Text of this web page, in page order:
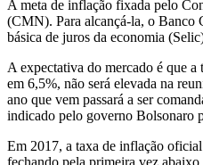
A meta de inflação fixada pelo
(CMN). Para alcançá-la, o Banco
básica de juros da economia
A expectativa do mercado é que a
em 6,5%, não será elevada na
ano que vem passará a ser
indicado pelo governo Bolsonaro
Em 2017, a taxa de inflação
fechando pela primeira vez